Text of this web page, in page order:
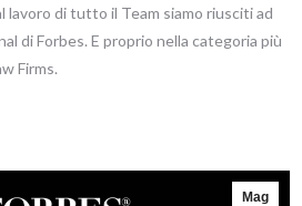
lavoro di tutto il Team siamo riusciti ad
di Forbes. E proprio nella categoria più
Firms.
Mag